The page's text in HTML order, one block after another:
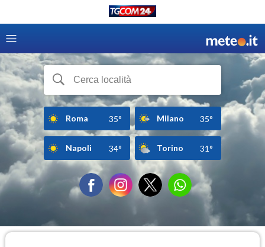
Roma 35° Milano 35°
Napoli 34° Torino 31°